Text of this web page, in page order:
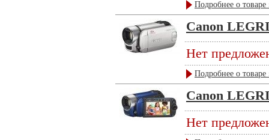
Подробнее о товаре
Canon
Нет
Подробнее о товаре
Canon
Нет